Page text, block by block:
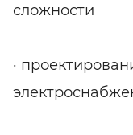
сложности
·